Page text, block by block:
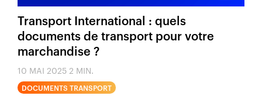
Transport International : quels
documents de transport pour votre
marchandise ?
10 MAI 2025 2 MIN.
DOCUMENTS TRANSPORT